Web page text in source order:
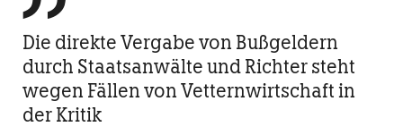
Die direkte Vergabe von Bußgeldern
durch Staatsanwälte und Richter steht
wegen Fällen von Vetternwirtschaft in
der Kritik